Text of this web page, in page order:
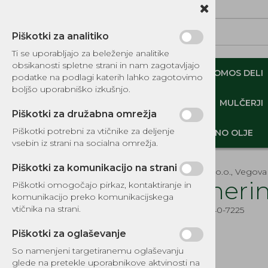
NADOMESTNI TOMOS DELI ORIGINALNI TOMOS DELI
MULČERJI
DELI, OPREMA - GOZD, VRT, DOM MOTORNO OLJE
KATALOG REZERVNIH DELOV
TOMOS
DELI, OPREMA - GOZD, VRT,
EKOTEH d.o.o.,
EG540-7225
Piškotki za analitiko
Ti se uporabljajo za beleženje analitike
obsikanosti spletne strani in nam zagotavljajo
podatke na podlagi katerih lahko zagotovimo
boljšo uporabniško izkušnjo.
Piškotki za družabna omrežja
Piškotki potrebni za vtičnike za deljenje
vsebin iz strani na socialna omrežja.
Piškotki za komunikacijo na strani
Piškotki omogočajo pirkaz, kontaktiranje in
komunikacijo preko komunikacijskega
vtičnika na strani.
Piškotki za oglaševanje
So namenjeni targetiranemu oglaševanju
glede na pretekle uporabnikove aktvinosti na